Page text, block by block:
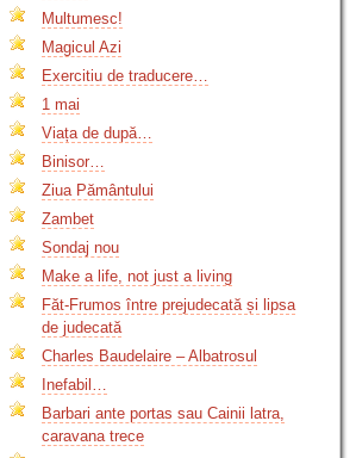
Multumesc!
Magicul Azi
Exercitiu de traducere…
1 mai
Viața de după…
Binisor…
Ziua Pământului
Zambet
Sondaj nou
Make a life, not just a living
Făt-Frumos între prejudecată și lipsa
de judecată
Charles Baudelaire – Albatrosul
Inefabil…
Barbari ante portas sau Cainii latra,
caravana trece